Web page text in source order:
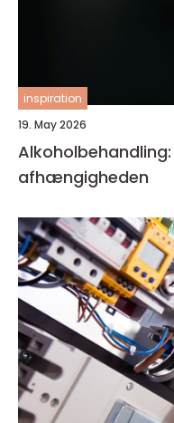
inspiration
19. May 2026
afhængigheden